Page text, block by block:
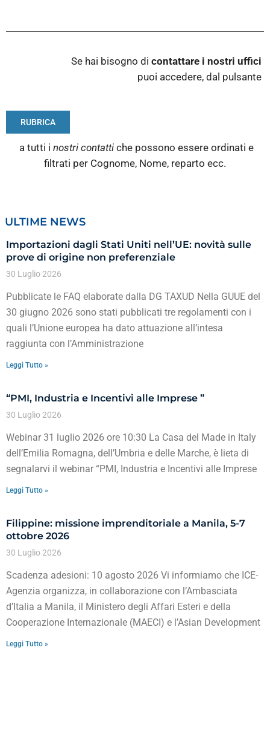
Se hai bisogno di contattare i nostri uffici
puoi accedere, dal pulsante
RUBRICA
a tutti i nostri contatti che possono essere ordinati e
filtrati per Cognome, Nome, reparto ecc.
ULTIME NEWS
Importazioni dagli Stati Uniti nell’UE: novità sulle
prove di origine non preferenziale
30 Luglio 2026
Pubblicate le FAQ elaborate dalla DG TAXUD Nella GUUE del
30 giugno 2026 sono stati pubblicati tre regolamenti con i
quali l’Unione europea ha dato attuazione all’intesa
raggiunta con l’Amministrazione
Leggi Tutto »
“PMI, Industria e Incentivi alle Imprese ”
30 Luglio 2026
Webinar 31 luglio 2026 ore 10:30 La Casa del Made in Italy
dell’Emilia Romagna, dell’Umbria e delle Marche, è lieta di
segnalarvi il webinar “PMI, Industria e Incentivi alle Imprese
Leggi Tutto »
Filippine: missione imprenditoriale a Manila, 5-7
ottobre 2026
30 Luglio 2026
Scadenza adesioni: 10 agosto 2026 Vi informiamo che ICE-
Agenzia organizza, in collaborazione con l’Ambasciata
d’Italia a Manila, il Ministero degli Affari Esteri e della
Cooperazione Internazionale (MAECI) e l’Asian Development
Leggi Tutto »